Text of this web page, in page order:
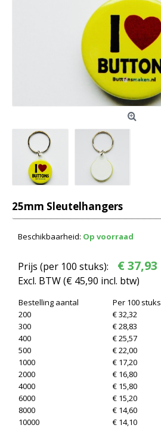
25mm Sleutelhangers
Beschikbaarheid: Op voorraad
Prijs (per 100 stuks): € 37,93
Excl. BTW (€ 45,90 incl. btw)
Bestelling aantal Per 100 stuks
200
€ 32,32
300
€ 28,83
400
€ 25,57
500
€ 22,00
1000
€ 17,20
2000
€ 16,80
4000
€ 15,80
6000
€ 15,20
8000
€ 14,60
10000
€ 14,10